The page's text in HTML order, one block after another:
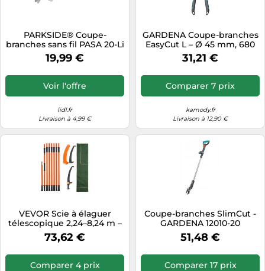
PARKSIDE® Coupe-
branches sans fil PASA 20-Li
D3, 20 V
19,99 €
Voir l'offre
lidl.fr
Livraison à 4,99 €
GARDENA Coupe-branches
EasyCut L – Ø 45 mm, 680
mm, PowerCoat, Garantie
25 ans
31,21 €
Comparer 7 prix
kamody.fr
Livraison à 12,90 €
VEVOR Scie à élaguer
télescopique 2,24–8,24 m –
lame en acier, 8 poteaux en
fibre de verre
73,62 €
Comparer 4 prix
Coupe-branches SlimCut -
GARDENA 12010-20
51,48 €
Comparer 17 prix